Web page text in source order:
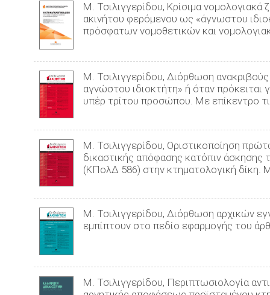
Μ. Τσιλιγγερίδου, Κρίσιμα
ακινήτου φερόμενου ως «άγνωστου
πρόσφατων νομοθετικών και
Μ. Τσιλιγγερίδου, Διόρθωση
αγνώστου ιδιοκτήτη» ή όταν πρόκειται
υπέρ τρίτου προσώπου. Με επίκεντρο
Μ. Τσιλιγγερίδου, Οριστικοποίηση
δικαστικής απόφασης κατόπιν άσκησης
(ΚΠολΔ 586) στην κτηματολογική δίκη.
Μ. Τσιλιγγερίδου, Διόρθωση αρχικών
εμπίπτουν στο πεδίο εφαρμογής του
Μ. Τσιλιγγερίδου, Περιπτωσιολογία